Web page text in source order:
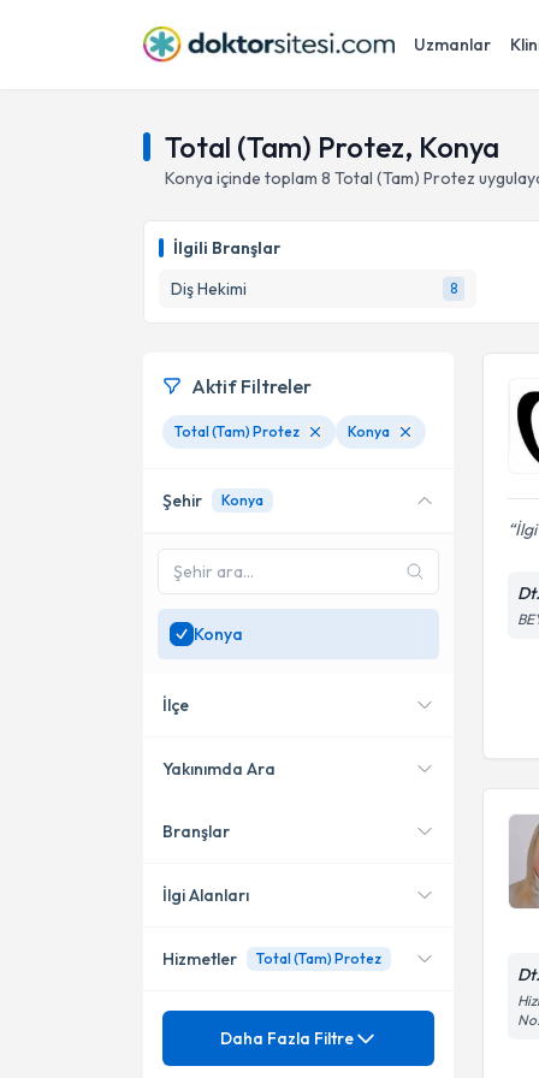
Uzmanlar
Total (Tam) Protez, Konya
Konya içinde toplam 8 Total (Tam) Protez
İlgili Branşlar
Diş Hekimi
8
Aktif Filtreler
Total (Tam) Protez Konya
Şehir Konya
Konya
İlçe
Selçuklu
Karatay
Yakınımda Ara
Konumuma yakın uzmanları
Branşlar
Diş Hekimi
İlgi Alanları
Cerrahi Diş Çekimleri
Hizmetler Total (Tam) Protez
Mezuniyet
Daha Fazla Filtre